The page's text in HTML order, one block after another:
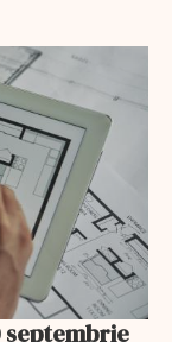
septembrie